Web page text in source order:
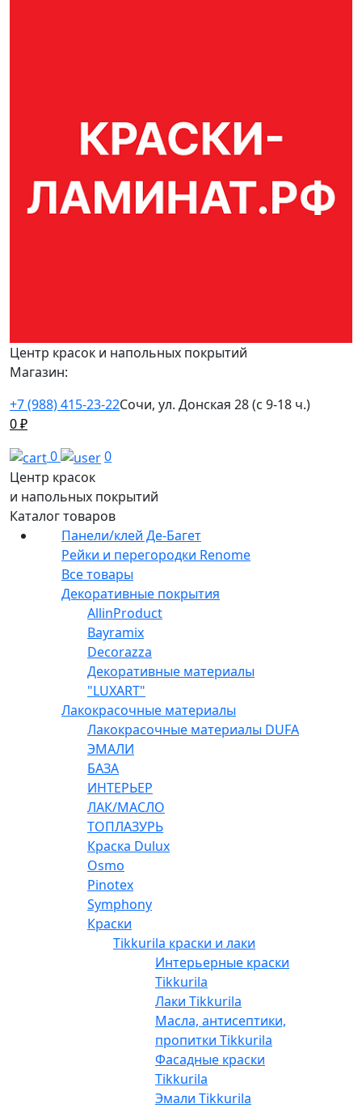
Центр красок и напольных покрытий
Магазин:
+7 (988) 415-23-22Сочи, ул. Донская 28 (с 9-18 ч.)
0₽
0
0
Центр красок
и напольных покрытий
Каталог товаров
Панели/клей Де-Багет
Рейки и перегородки Renome
Все товары
Декоративные покрытия
AllinProduct
Bayramix
Decorazza
Декоративные материалы
"LUXART"
Лакокрасочные материалы
Лакокрасочные материалы DUFA
ЭМАЛИ
БАЗА
ИНТЕРЬЕР
ЛАК/МАСЛО
ТОПЛАЗУРЬ
Краска Dulux
Osmo
Pinotex
Symphony
Краски
Tikkurila краски и лаки
Интерьерные краски
Tikkurila
Лаки Tikkurila
Масла, антисептики,
пропитки Tikkurila
Фасадные краски
Tikkurila
Эмали Tikkurila